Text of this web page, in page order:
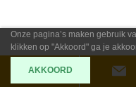
Onze pagina’s maken gebruik
klikken op "Akkoord" ga je
AKKOORD